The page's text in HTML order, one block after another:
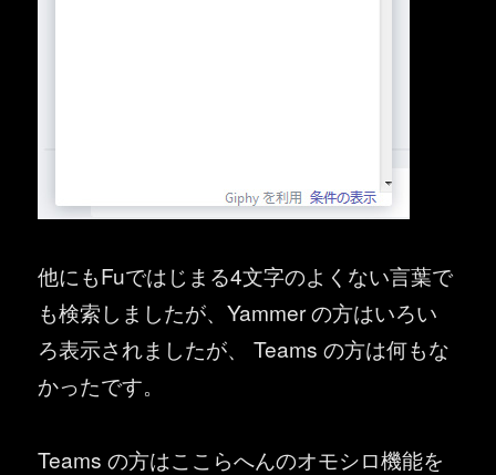
他にもFuではじまる4文字のよくない言葉で
も検索しましたが、Yammer の方はいろい
ろ表示されましたが、 Teams の方は何もな
かったです。
Teams の方はここらへんのオモシロ機能を